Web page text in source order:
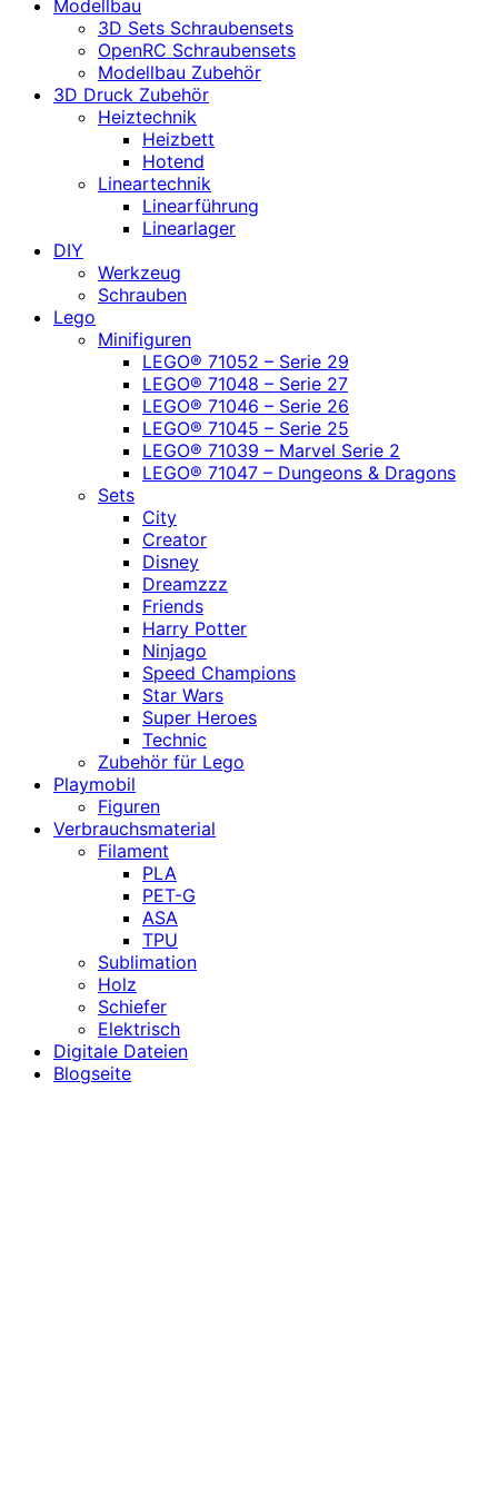
Modellbau
3D Sets Schraubensets
OpenRC Schraubensets
Modellbau Zubehör
3D Druck Zubehör
Heiztechnik
Heizbett
Hotend
Lineartechnik
Linearführung
Linearlager
DIY
Werkzeug
Schrauben
Lego
Minifiguren
LEGO® 71052 – Serie 29
LEGO® 71048 – Serie 27
LEGO® 71046 – Serie 26
LEGO® 71045 – Serie 25
LEGO® 71039 – Marvel Serie 2
LEGO® 71047 – Dungeons & Dragons
Sets
City
Creator
Disney
Dreamzzz
Friends
Harry Potter
Ninjago
Speed Champions
Star Wars
Super Heroes
Technic
Zubehör für Lego
Playmobil
Figuren
Verbrauchsmaterial
Filament
PLA
PET-G
ASA
TPU
Sublimation
Holz
Schiefer
Elektrisch
Digitale Dateien
Blogseite